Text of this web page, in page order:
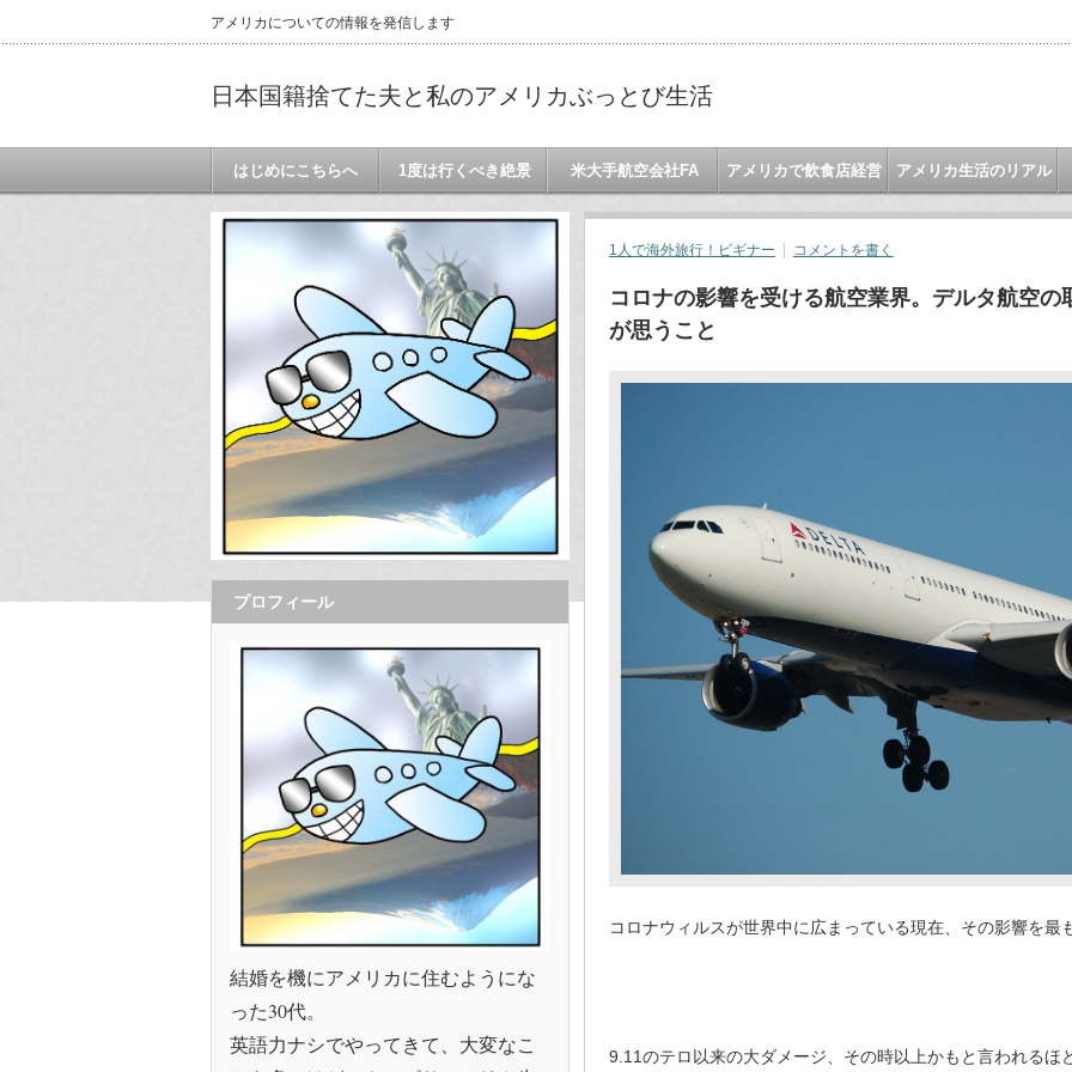
アメリカについての情報を発信します
日本国籍捨てた夫と私のアメリカぶっとび生活
はじめにこちらへ 1度は行くべき絶景 米大手航空会社FA アメリカで飲食店経営 アメリカ生活のリアル
1人で海外旅行！ビギナー コメントを書く
コロナの影響を受ける航空業界。デルタ航空
が思うこと
コロナウィルスが世界中に広まっている現在、その影響を最
9.11のテロ以来の大ダメージ、その時以上かもと言われるほ
プロフィール
結婚を機にアメリカに住むようにな
った30代。
英語力ナシでやってきて、大変なこ